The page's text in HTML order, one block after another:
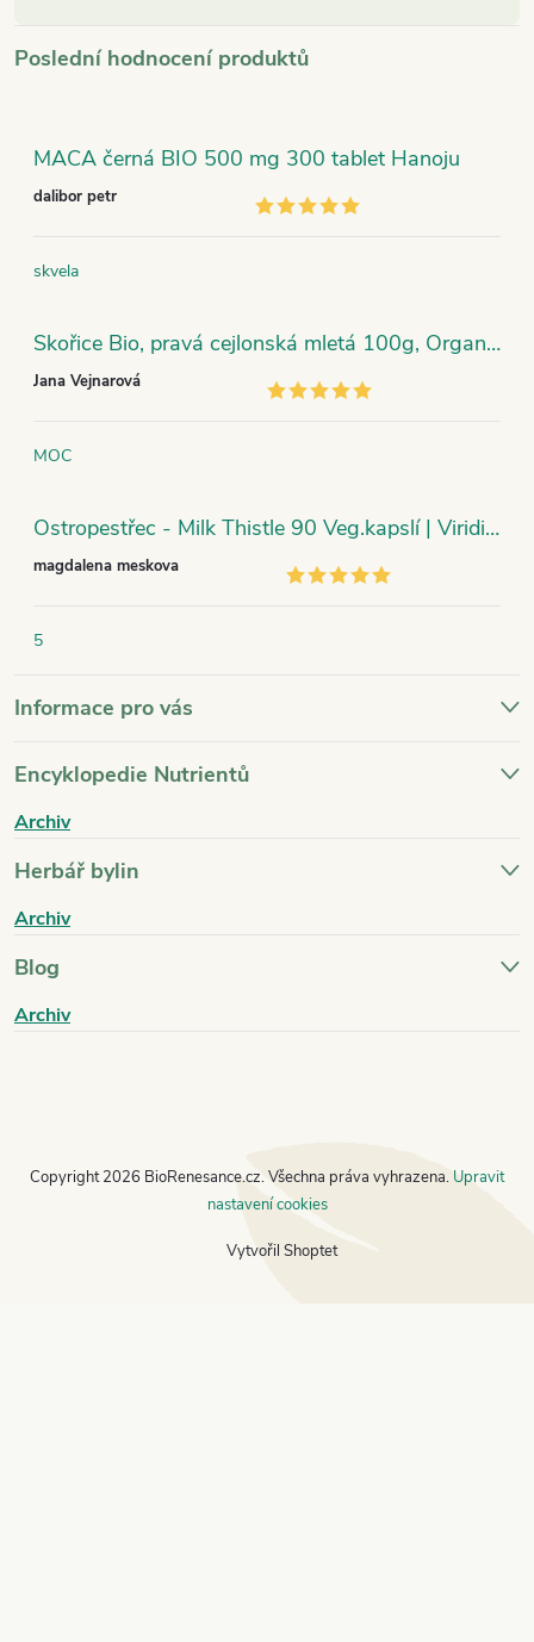
Poslední hodnocení produktů
MACA černá BIO 500 mg 300 tablet Hanoju
dalibor petr
skvela
Skořice Bio, pravá cejlonská mletá 100g, Organic India
Jana Vejnarová
MOC
Ostropestřec - Milk Thistle 90 Veg.kapslí | Viridian
magdalena meskova
5
Informace pro vás
Encyklopedie Nutrientů
Archiv
Herbář bylin
Archiv
Blog
Archiv
Vytvořil Shoptet
Copyright 2026 BioRenesance.cz. Všechna práva vyhrazena. Upravit
nastavení cookies